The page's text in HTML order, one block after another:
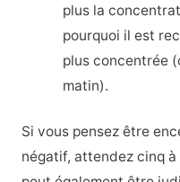
plus la
pourquoi il est
plus concentrée
matin).
Si vous pensez être
négatif, attendez cinq